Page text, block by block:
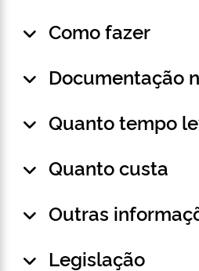
Como fazer
Documentação
Quanto tempo
Quanto custa
Outras
Legislação